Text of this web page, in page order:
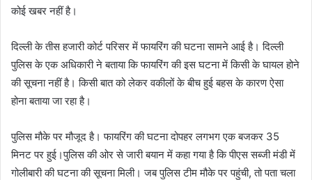
कोई खबर नहीं है।
दिल्ली के तीस हजारी कोर्ट परिसर में फायरिंग की घटना सामने आई है। दिल्ली
पुलिस के एक अधिकारी ने बताया कि फायरिंग की इस घटना में किसी के घायल होने
की सूचना नहीं है। किसी बात को लेकर वकीलों के बीच हुई बहस के कारण ऐसा
होना बताया जा रहा है।
पुलिस मौके पर मौजूद है। फायरिंग की घटना दोपहर लगभग एक बजकर 35
मिनट पर हुई।पुलिस की ओर से जारी बयान में कहा गया है कि पीएस सब्जी मंडी में
गोलीबारी की घटना की सूचना मिली। जब पुलिस टीम मौके पर पहुंची, तो पता चला